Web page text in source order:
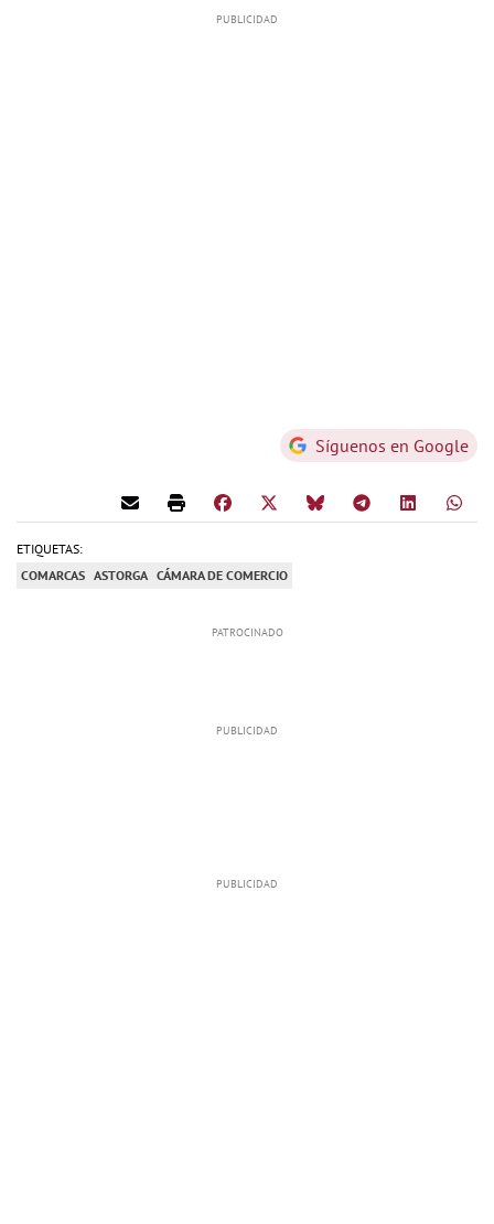
Síguenos en Google
ETIQUETAS:
COMARCAS ASTORGA CÁMARA DE COMERCIO